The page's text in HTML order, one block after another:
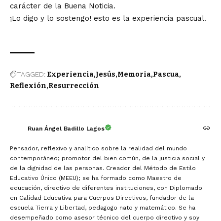
carácter de la Buena Noticia.
¡Lo digo y lo sostengo! esto es la experiencia pascual.
TAGGED: Experiencia Jesús Memoria Pascua
Reflexión Resurrección
Ruan Ángel Badillo Lagos
Pensador, reflexivo y analítico sobre la realidad del mundo
contemporáneo; promotor del bien común, de la justicia social y
de la dignidad de las personas. Creador del Método de Estilo
Educativo Único (MEEU); se ha formado como Maestro de
educación, directivo de diferentes instituciones, con Diplomado
en Calidad Educativa para Cuerpos Directivos, fundador de la
escuela Tierra y Libertad, pedagogo nato y matemático. Se ha
desempeñado como asesor técnico del cuerpo directivo y soy